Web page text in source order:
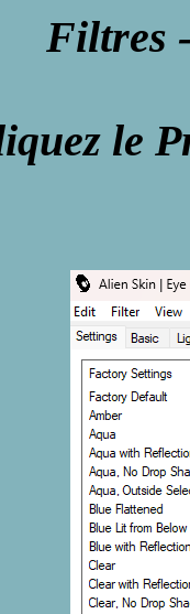
Filtres
le